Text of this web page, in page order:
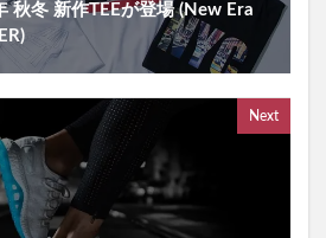
秋冬 新作TEEが登場 (New Era
Next